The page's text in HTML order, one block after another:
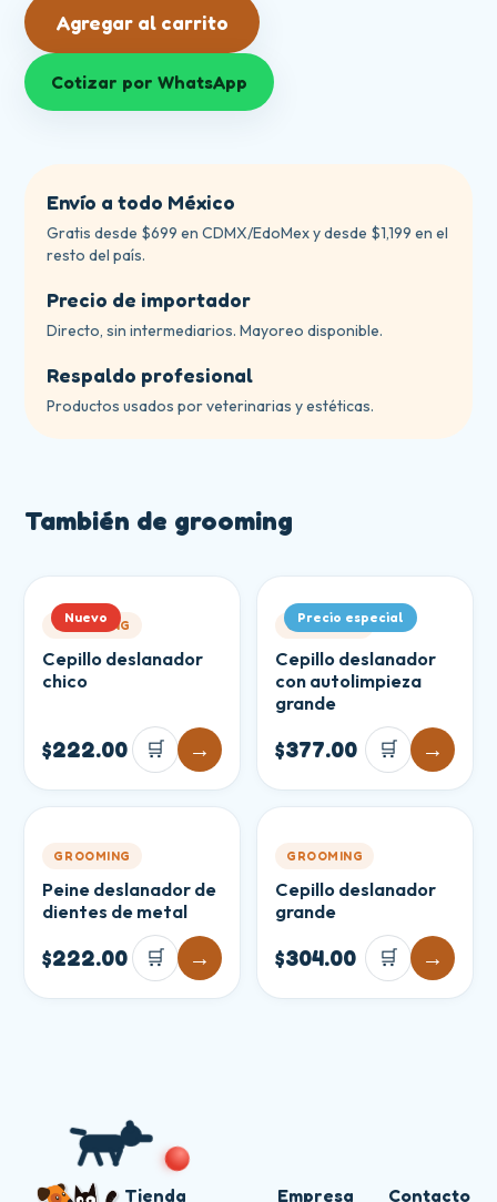
Agregar al carrito
Cotizar por WhatsApp
Envío a todo México
Gratis desde $699 en CDMX/EdoMex y desde $1,199 en el
resto del país.
Precio de importador
Directo, sin intermediarios. Mayoreo disponible.
Respaldo profesional
Productos usados por veterinarias y estéticas.
También de grooming
Nuevo
GROOMING
Cepillo deslanador
chico
$222.00 🛒 →
Precio especial
GROOMING
Cepillo deslanador
con autolimpieza
grande
$377.00 🛒 →
GROOMING
Peine deslanador de
dientes de metal
$222.00 🛒 →
GROOMING
Cepillo deslanador
grande
$304.00 🛒 →
Tienda Empresa Contacto